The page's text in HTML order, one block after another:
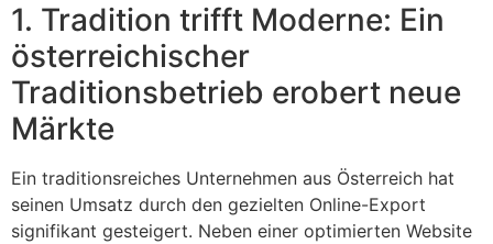
1. Tradition trifft Moderne: Ein
österreichischer
Traditionsbetrieb erobert neue
Märkte
Ein traditionsreiches Unternehmen aus Österreich hat
seinen Umsatz durch den gezielten Online-Export
signifikant gesteigert. Neben einer optimierten Website